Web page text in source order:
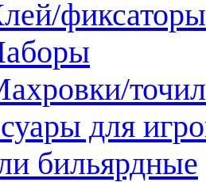
фиксаторы
для
бильярдные